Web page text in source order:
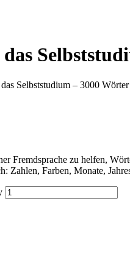
Selbststudium – 3000 Wörter
Fremdsprache zu helfen,
Zahlen, Farben, Monate,